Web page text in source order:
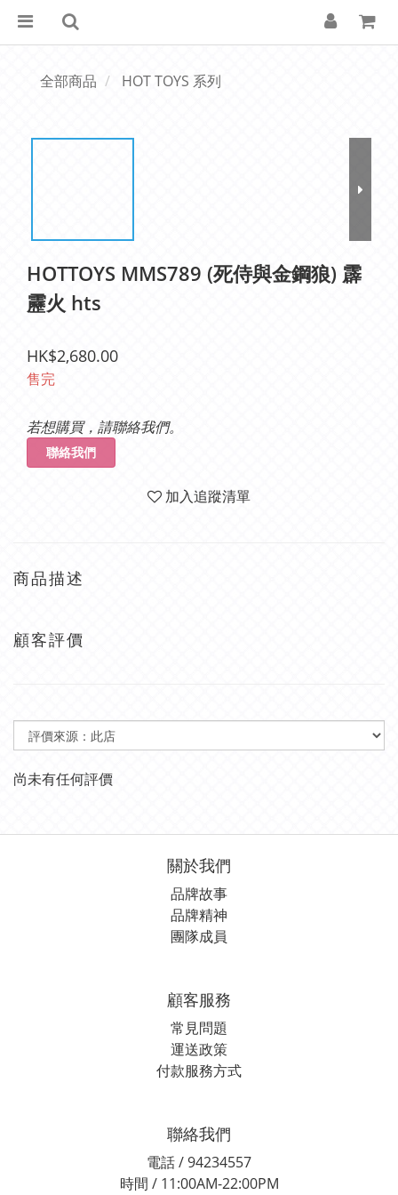
全部商品 HOT TOYS 系列
HOTTOYS MMS789 (死侍與金鋼狼) 霹
靂火 hts
HK$2,680.00
售完
若想購買，請聯絡我們。
聯絡我們
加入追蹤清單
商品描述
顧客評價
尚未有任何評價
關於我們
品牌故事
品牌精神
團隊成員
顧客服務
常見問題
運送政策
付款服務方式
聯絡我們
電話 / 94234557
時間 / 11:00AM-22:00PM